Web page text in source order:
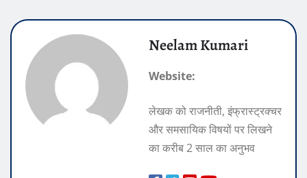
Neelam Kumari
Website:
लेखक को राजनीती, इंफ्रास्ट्रक्चर
और समसायिक विषयों पर लिखने
का करीब 2 साल का अनुभव